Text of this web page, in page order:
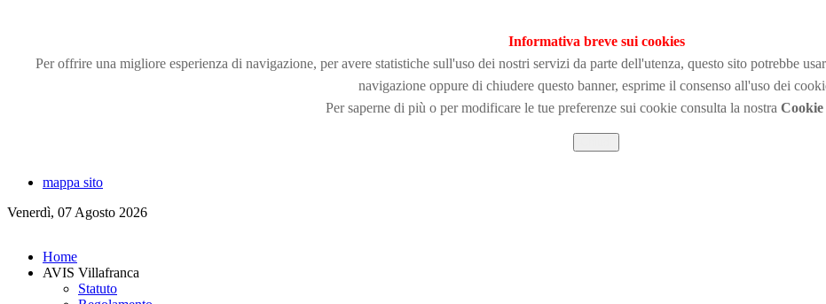
Informativa breve sui cookies
Per offrire una migliore esperienza di navigazione, per avere statistiche sull'uso dei nostri servizi da parte dell'utenza, questo sito potrebbe
navigazione oppure di chiudere questo banner, esprime il consenso all'uso dei
Per saperne di più o per modificare le tue preferenze sui cookie consulta la nostra
mappa sito
Venerdì, 07 Agosto 2026
Home
AVIS Villafranca
Statuto